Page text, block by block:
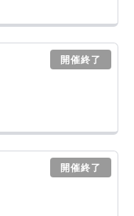
開催終了
開催終了